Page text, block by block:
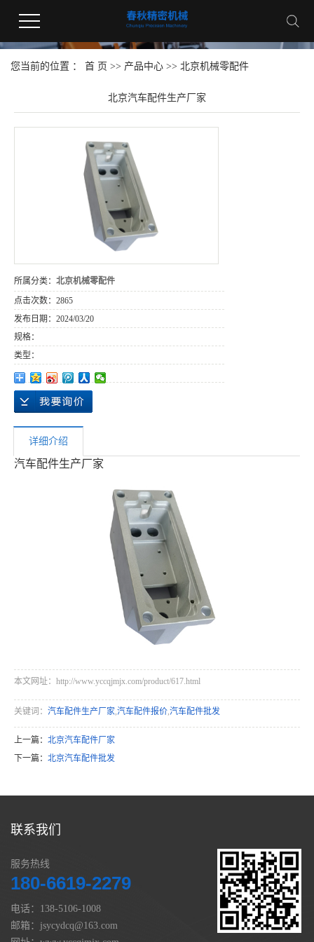
您当前的位置 ： 首 页 >> 产品中心 >> 北京机械零配件
北京汽车配件生产厂家
所属分类： 北京机械零配件
点击次数： 2865
发布日期： 2024/03/20
规格：
类型：
详细介绍
汽车配件生产厂家
本文网址：http://www.yccqjmjx.com/product/617.html
关键词： 汽车配件生产厂家,汽车配件报价,汽车配件批发
上一篇： 北京汽车配件厂家
下一篇： 北京汽车配件批发
联系我们
服务热线
180-6619-2279
电话：138-5106-1008
邮箱：jsycydcq@163.com